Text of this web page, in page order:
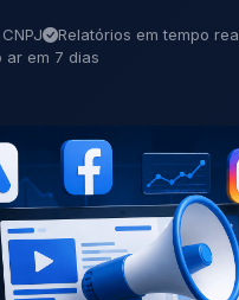
Relatórios em tempo
ar em 7 dias